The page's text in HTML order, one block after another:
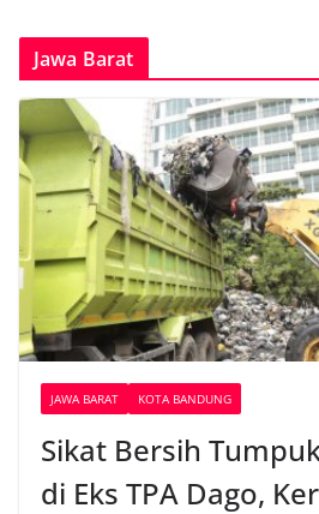
Jawa Barat
JAWA BARAT KOTA BANDUNG
Sikat Bersih
di Eks TPA Dago,